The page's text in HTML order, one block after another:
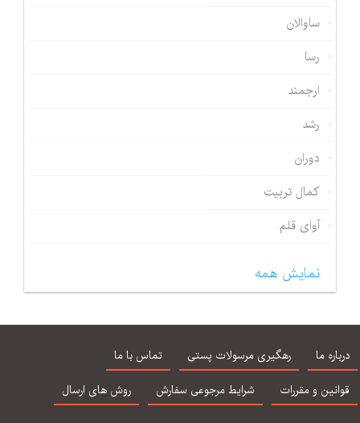
ساوالان
رسا
ارجمند
رشد
دوران
کمال تربیت
آوای قلم
نمایش همه
درباره ما رهگیری مرسولات پستی
تماس با ما
قوانین و مقررات
شرایط مرجوعی سفارش روش های ارسال